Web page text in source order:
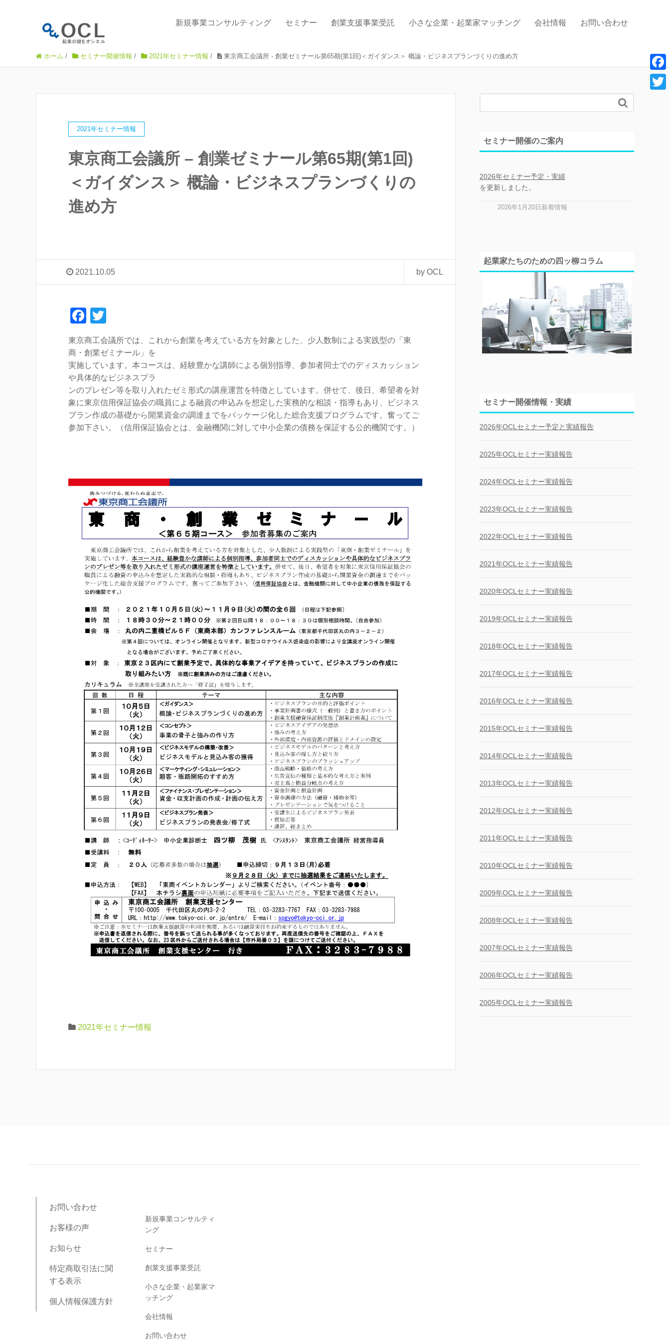
新規事業コンサルティング セミナー 創業支援事業受託 小さな企業・起業家マッチング 会社情報 お問い合わせ
ホーム / セミナー開催情報 / 2021年セミナー情報 / 東京商工会議所 - 創業ゼミナール第65期(第1回)＜ガイダンス＞ 概論・ビジネスプランづくりの進め方
2021年セミナー情報
東京商工会議所 – 創業ゼミナール第65期(第1回)
＜ガイダンス＞ 概論・ビジネスプランづくりの
進め方
2021.10.05 by OCL
F
a
c
e
b
o
o
k
wi
tt
er
東京商工会議所では、これから創業を考えている方を対象とした、少人数制による実践型の「東
商・創業ゼミナール」を
実施しています。本コースは、経験豊かな講師による個別指導、参加者同士でのディスカッション
や具体的なビジネスプラ
ンのプレゼン等を取り入れたゼミ形式の講座運営を特徴としています。併せて、後日、希望者を対
象に東京信用保証協会の職員による融資の申込みを想定した実務的な相談・指導もあり、ビジネス
プラン作成の基礎から開業資金の調達までをパッケージ化した総合支援プログラムです。奮ってご
参加下さい。（信用保証協会とは、金融機関に対して中小企業の債務を保証する公的機関です。）
2021年セミナー情報

セミナー開催のご案内
2026年セミナー予定・実績
を更新しました。
2026年1月20日新着情報
起業家たちのための四ッ柳コラム
セミナー開催情報・実績
2026年OCLセミナー予定と実績報告
2025年OCLセミナー実績報告
2024年OCLセミナー実績報告
2023年OCLセミナー実績報告
2022年OCLセミナー実績報告
2021年OCLセミナー実績報告
2020年OCLセミナー実績報告
2019年OCLセミナー実績報告
2018年OCLセミナー実績報告
2017年OCLセミナー実績報告
2016年OCLセミナー実績報告
2015年OCLセミナー実績報告
2014年OCLセミナー実績報告
2013年OCLセミナー実績報告
2012年OCLセミナー実績報告
2011年OCLセミナー実績報告
2010年OCLセミナー実績報告
2009年OCLセミナー実績報告
2008年OCLセミナー実績報告
2007年OCLセミナー実績報告
2006年OCLセミナー実績報告
2005年OCLセミナー実績報告
お問い合わせ
お客様の声
お知らせ
特定商取引法に関
する表示
個人情報保護方針
新規事業コンサルティ
ング
セミナー
創業支援事業受託
小さな企業・起業家マ
ッチング
会社情報
お問い合わせ
F